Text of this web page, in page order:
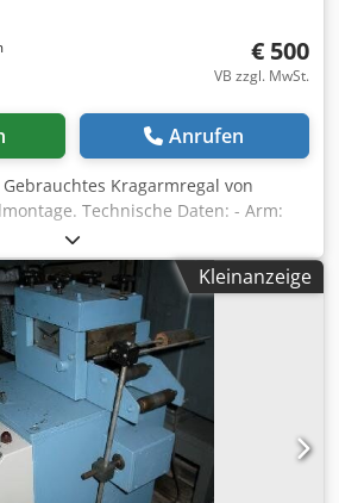
€ 500
VB zzgl. MwSt.
Anrufen
Gebrauchtes Kragarmregal von
Technische Daten: - Arm:
Aicowa - Höhe: 2.400 mm
Kleinanzeige